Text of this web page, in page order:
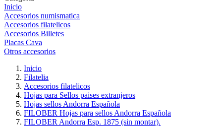
Inicio
Accesorios numismatica
Accesorios filatelicos
Accesorios Billetes
Placas Cava
Otros accesorios
Inicio
Filatelia
Accesorios filatelicos
Hojas para Sellos paises extranjeros
Hojas sellos Andorra Española
FILOBER Hojas para sellos Andorra Española
FILOBER Andorra Esp. 1875 (sin montar).